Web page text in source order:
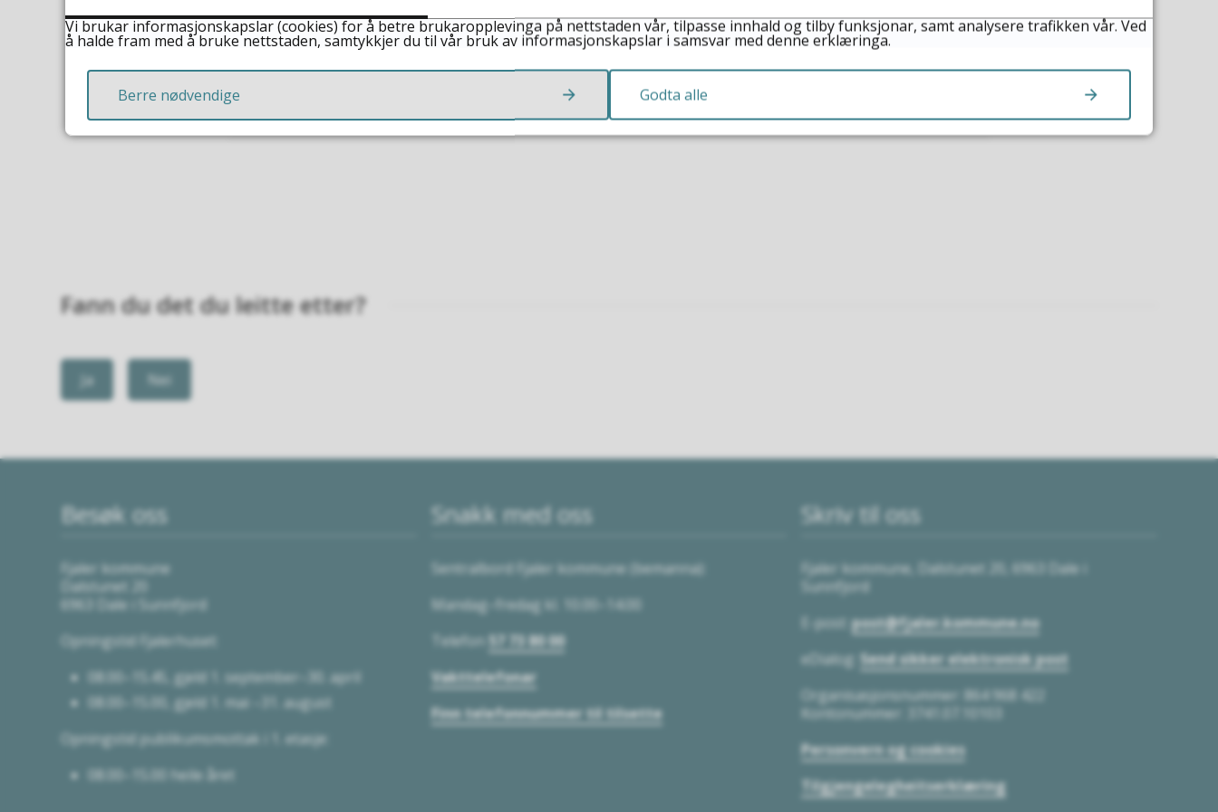
du part i saka, kan du likevel be om få tilsendt dokumenta.
Send e-post tilpost@fjaler.kommune.no, vis til aktuell sak, og be om innsyn.
Publisert 04.03.2022 11.33 Sist endra 10.06.2024 14.34
Fann du det du leitte etter?
Ja Nei
Besøk oss
Fjaler kommune
Dalstunet 20
6963 Dale i Sunnfjord
Opningstid Fjalerhuset:
08.00–15.45, gjeld 1. september–30. april
08.00–15.00, gjeld 1. mai –31. august
Opningstid publikumsmottak i 1. etasje:
08.00–15.00 heile året
Snakk med oss
Sentralbord Fjaler kommune (bemanna):
Mandag–fredag kl. 10.00–14.00
Telefon 57 73 80 00
Vakttelefonar
Finn telefonnummer til tilsette
Skriv til oss
Fjaler kommune, Dalstunet 20, 6963 Dale i
Sunnfjord
E-post:post@fjaler.kommune.no
eDialog: Send sikker elektronisk post
Organisasjonsnummer: 864 968 422
Kontonummer: 3741.07.10103
Personvern og cookies
Tilgjengelegheitserklæring
Vi brukar informasjonskapslar (cookies) for å betre brukaropplevinga på nettstaden vår, tilpasse innhald og tilby funksjonar, samt analysere trafikken vår. Ved
å halde fram med å bruke nettstaden, samtykkjer du til vår bruk av informasjonskapslar i samsvar med denne erklæringa.
Berre nødvendige Godta alle